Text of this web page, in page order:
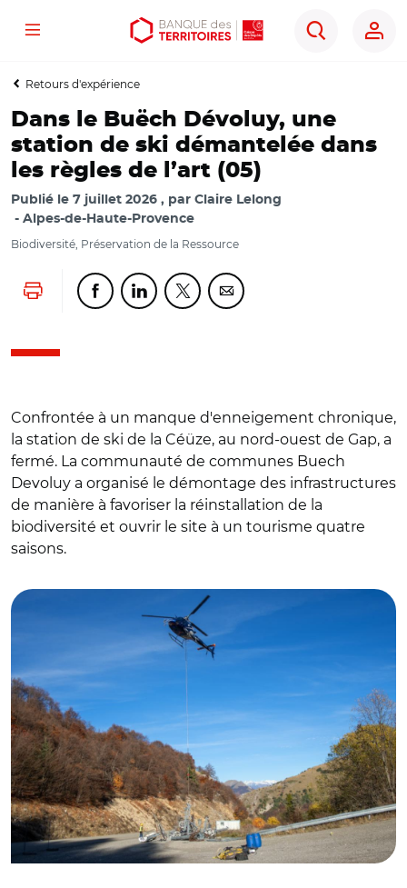
Aller
contenu
Aller
menu
Ouvrir
outils
Menu
Rechercher
Retours d'expérience
Dans le Buëch Dévoluy, une
station de ski démantelée dans
les règles de l’art (05)
Publié le 7 juillet 2026 par Claire Lelong
Alpes-de-Haute-Provence
Biodiversité, Préservation de la Ressource
Lancer l'impressionPartager cette page sur Facebook
Partager cette page sur Linkedin
Partager cette page sur Twitter
Partager cette page sur
Confrontée à un manque d'enneigement chronique,
la station de ski de la Céüze, au nord-ouest de Gap, a
fermé. La communauté de communes Buech
Devoluy a organisé le démontage des infrastructures
de manière à favoriser la réinstallation de la
biodiversité et ouvrir le site à un tourisme quatre
saisons.